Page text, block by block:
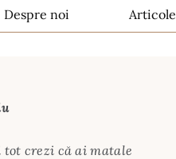
Despre noi Articole
crezi că ai matale